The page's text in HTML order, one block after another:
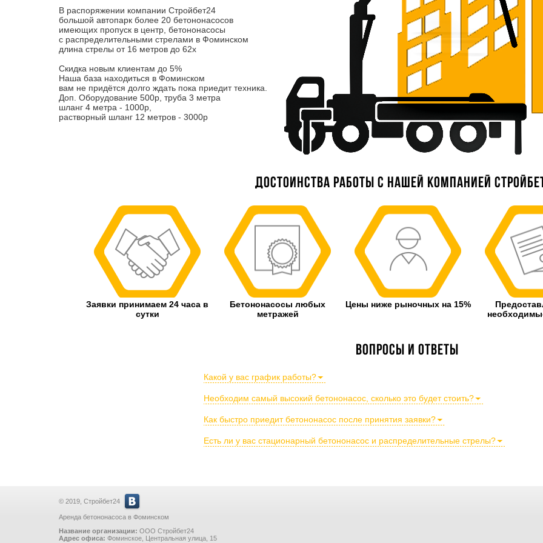
В распоряжении компании Стройбет24
большой автопарк более 20 бетононасосов
имеющих пропуск в центр, бетононасосы
с распределительными стрелами в Фоминском
длина стрелы от 16 метров до 62х
Скидка новым клиентам до 5%
Наша база находиться в Фоминском
вам не придётся долго ждать пока приедит техника.
Доп. Оборудование 500р, труба 3 метра
шланг 4 метра - 1000р,
растворный шланг 12 метров - 3000р
Достоинства работы с нашей компанией
Заявки принимаем 24 часа в
сутки
Бетононасосы любых
метражей
Цены ниже рыночных на 15%
Вопросы и ответы
Какой у вас график работы?
Необходим самый высокий бетононасос, сколько это будет стоить?
Как быстро приедит бетононасос после принятия заявки?
Есть ли у вас стационарный бетононасос и распределительные стрелы?
© 2019, Стройбет24
Аренда бетононасоса в Фоминском
Название организации: ООО Стройбет24
Адрес офиса: Фоминское Центральная улица, 15